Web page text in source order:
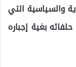
والسياسية التي
بغية إجباره